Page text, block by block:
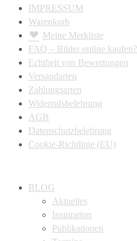
IMPRESSUM
Warenkorb
Meine Merkliste
FAQ – Bilder online kaufen?
Echtheit von Bewertungen
Versandarten
Zahlungsarten
Widerrufsbelehrung
AGB
Datenschutzbelehrung
Cookie-Richtlinie (EU)
BLOG
Aktuelles
Inspiration
Publikationen